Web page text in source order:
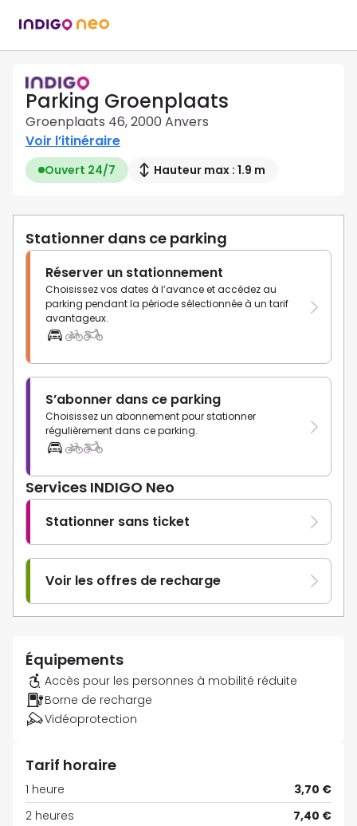
Parking Groenplaats
Groenplaats 46, 2000 Anvers
Voir l’itinéraire
Ouvert 24/7 Hauteur max : 1.9 m
Stationner dans ce parking
Réserver un stationnement
Choisissez vos dates à l’avance et accédez au
parking pendant la période sélectionnée à un tarif
avantageux.
S’abonner dans ce parking
Choisissez un abonnement pour stationner
régulièrement dans ce parking.
Services INDIGO Neo
Stationner sans ticket
Voir les offres de recharge
Équipements
Accès pour les personnes à mobilité réduite
Borne de recharge
Vidéoprotection
Tarif horaire
1 heure
3,70 €
2 heures
7,40 €